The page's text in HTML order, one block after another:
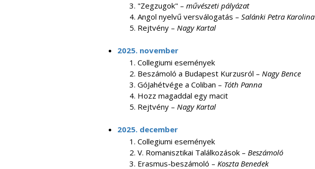
"Zegzugok" – művészeti pályázat
Angol nyelvű versválogatás – Salánki Petra Karolina
Rejtvény – Nagy Kartal
2025. november
Collegiumi események
Beszámoló a Budapest Kurzusról – Nagy Bence
GóJahétvége a Coliban – Tóth Panna
Hozz magaddal egy macit
Rejtvény – Nagy Kartal
2025. december
Collegiumi események
V. Romanisztikai Találkozások – Beszámoló
Erasmus-beszámoló – Koszta Benedek